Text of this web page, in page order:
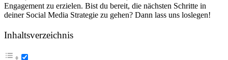
Engagement zu erzielen. Bist du bereit,‍ die nächsten ​Schritte in
deiner ⁤Social Media Strategie zu gehen? Dann ‍lass uns loslegen!
Inhaltsverzeichnis